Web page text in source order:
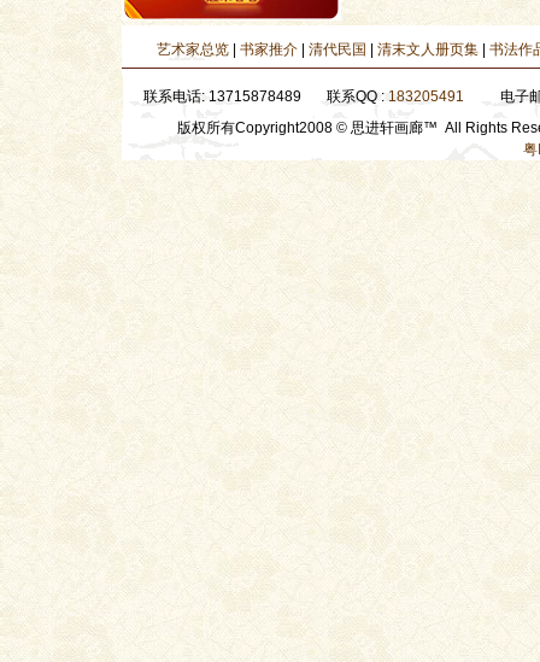
艺术家总览 书家推介 清代民国 清末文人册页集 书法作
联系电话: 13715878489 联系QQ :183205491
电
版权所有Copyright2008 © 思进轩画廊™ All Rights